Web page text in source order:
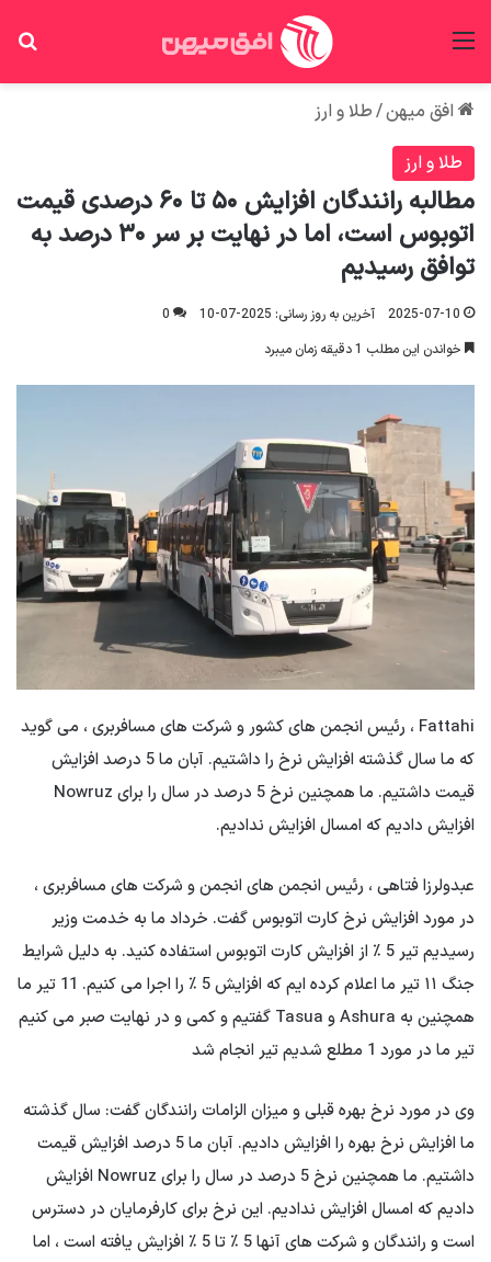
افق میهن/طلا و ارز
طلا و ارز
مطالبه رانندگان افزایش ۵۰ تا ۶۰ درصدی قیمت
اتوبوس است، اما در نهایت بر سر ۳۰ درصد به
توافق رسیدیم
2025-07-10 آخرین به روز رسانی: 2025-07-10
0
خواندن این مطلب 1 دقیقه زمان میبرد
Fattahi ، رئیس انجمن های کشور و شرکت های مسافربری ، می گوید
که ما سال گذشته افزایش نرخ را داشتیم. آبان ما 5 درصد افزایش
قیمت داشتیم. ما همچنین نرخ 5 درصد در سال را برای Nowruz
افزایش دادیم که امسال افزایش ندادیم.
عبدولرزا فتاهی ، رئیس انجمن های انجمن و شرکت های مسافربری ،
در مورد افزایش نرخ کارت اتوبوس گفت. خرداد ما به خدمت وزیر
رسیدیم تیر 5 ٪ از افزایش کارت اتوبوس استفاده کنید. به دلیل شرایط
جنگ ۱۱ تیر ما اعلام کرده ایم که افزایش 5 ٪ را اجرا می کنیم. 11 تیر ما
همچنین به Ashura و Tasua گفتیم و کمی و در نهایت صبر می کنیم
تیر ما در مورد 1 مطلع شدیم تیر انجام شد
وی در مورد نرخ بهره قبلی و میزان الزامات رانندگان گفت: سال گذشته
ما افزایش نرخ بهره را افزایش دادیم. آبان ما 5 درصد افزایش قیمت
داشتیم. ما همچنین نرخ 5 درصد در سال را برای Nowruz افزایش
دادیم که امسال افزایش ندادیم. این نرخ برای کارفرمایان در دسترس
است و رانندگان و شرکت های آنها 5 ٪ تا 5 ٪ افزایش یافته است ، اما